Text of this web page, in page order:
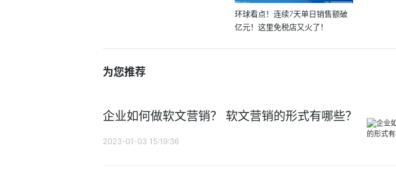
环球看点！连续7天单日销售额破
亿元！这里免税店又火了！
为您推荐
企业如何做软文营销？ 软文营销的形式有哪些？
2023-01-03 15:19:36